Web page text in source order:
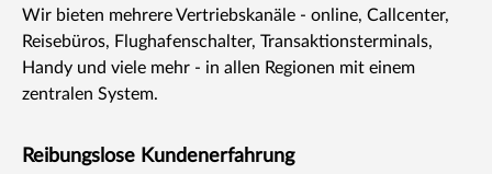
Wir bieten mehrere Vertriebskanäle - online, Callcenter,
Reisebüros, Flughafenschalter, Transaktionsterminals,
Handy und viele mehr - in allen Regionen mit einem
zentralen System.
Reibungslose Kundenerfahrung